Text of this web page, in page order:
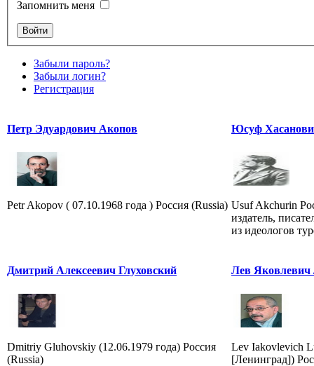
Запомнить меня
Забыли пароль?
Забыли логин?
Регистрация
Петр Эдуардович Акопов
Petr Akopov ( 07.10.1968 года ) Россия (Russia)
Юсуф
Usuf Akchurin
издатель,
из идеологов
Дмитрий Алексеевич Глуховский
Dmitriy Gluhovskiy (12.06.1979 года) Россия
(Russia)
Лев Яковлевич
Lev Iakovlevich
[Ленинград])